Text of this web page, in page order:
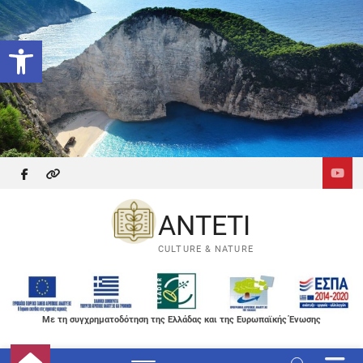
Ανοίξτε τη γραμμή εργαλείων
Skip
to
content
facebook
themefreesia
ANTETI
CULTURE & NATURE
Με τη συγχρηματοδότηση της Ελλάδας και της Ευρωπαϊκής Ένωσης
M